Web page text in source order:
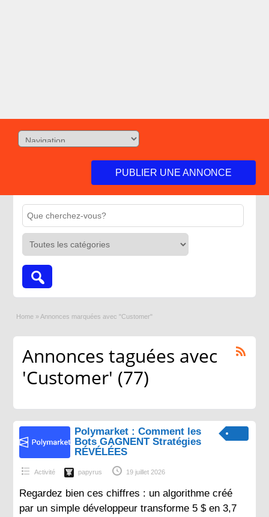
PUBLIER UNE ANNONCE
Home » Annonces marquées avec "Customer"
Annonces taguées avec
'Customer' (77)
Polymarket : Comment les
Bots GAGNENT Stratégies
RÉVÉLÉES
Activité papyrus 19 juillet 2026
Regardez bien ces chiffres : un algorithme créé
par un simple développeur transforme 5 $ en 3,7